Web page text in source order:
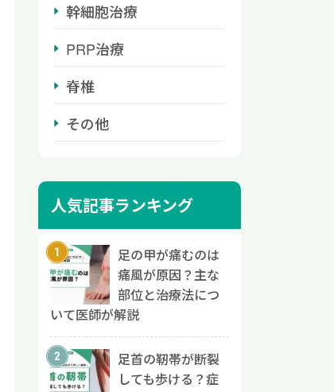
幹細胞治療
PRP治療
脊椎
その他
人気記事ランキング
足の甲が痛むのは
痛風が原因？主な
部位と治療法につ
いて医師が解説
足首の靭帯が断裂
しても歩ける？症